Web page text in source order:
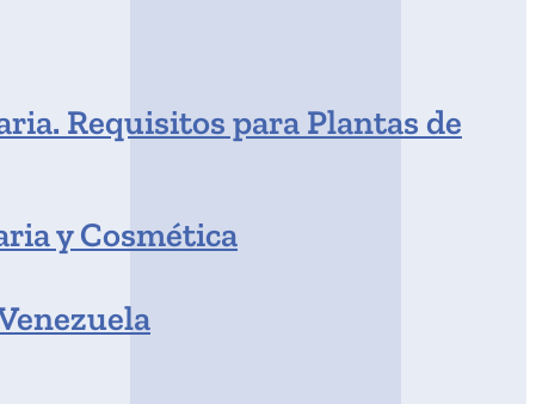
Requisitos para Plantas de
y Cosmética